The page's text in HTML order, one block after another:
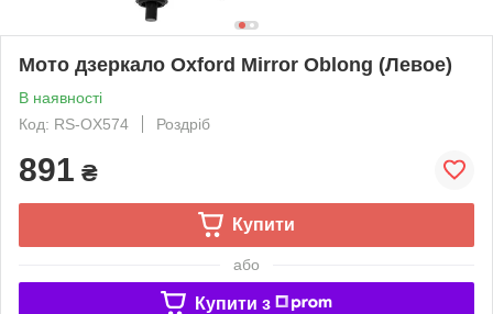
Мото дзеркало Oxford Mirror Oblong (Левое)
В наявності
Код: RS-OX574
Роздріб
891 ₴
Купити
або
Купити з